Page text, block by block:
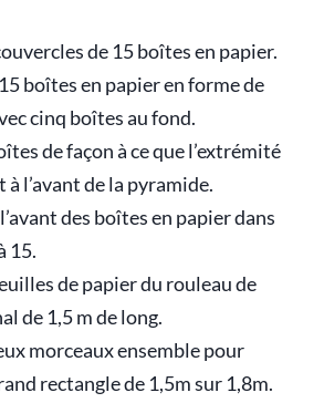
de 15 boîtes en papier.
boîtes en papier en forme de
cinq boîtes au fond.
de façon à ce que l’extrémité
à l’avant de la pyramide.
des boîtes en papier dans
15.
de papier du rouleau de
de 1,5 m de long.
morceaux ensemble pour
rectangle de 1,5m sur 1,8m.